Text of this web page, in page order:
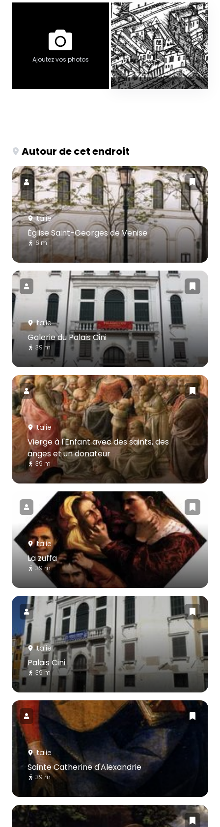
Ajoutez vos photos
Autour de cet endroit
Italie
Église Saint-Georges de Venise
6 m
Italie
Galerie du Palais Cini
39 m
Italie
Vierge à l'Enfant avec des saints, des
anges et un donateur
39 m
Italie
La zuffa
39 m
Italie
Palais Cini
39 m
Italie
Sainte Catherine d'Alexandrie
39 m